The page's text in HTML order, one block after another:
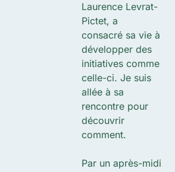
Laurence Levrat-
Pictet, a
consacré sa vie à
développer des
initiatives comme
celle-ci. Je suis
allée à sa
rencontre pour
découvrir
comment.
Par un après-midi